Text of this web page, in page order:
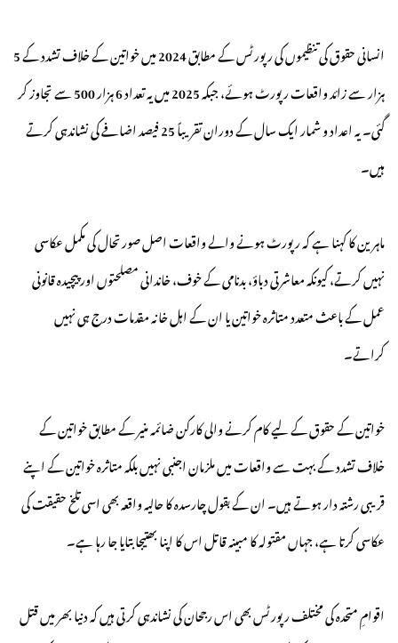
انسانی حقوق کی تنظیموں کی رپورٹس کے مطابق 2024 میں خواتین کے خلاف تشدد کے 5
ہزار سے زائد واقعات رپورٹ ہوئے، جبکہ 2025 میں یہ تعداد 6 ہزار 500 سے تجاوز کر
گئی۔ یہ اعداد و شمار ایک سال کے دوران تقریباً 25 فیصد اضافے کی نشاندہی کرتے
ہیں۔
ماہرین کا کہنا ہے کہ رپورٹ ہونے والے واقعات اصل صورتحال کی مکمل عکاسی
نہیں کرتے، کیونکہ معاشرتی دباؤ، بدنامی کے خوف، خاندانی مصلحتوں اور پیچیدہ قانونی
عمل کے باعث متعدد متاثرہ خواتین یا ان کے اہل خانہ مقدمات درج ہی نہیں
کراتے۔
خواتین کے حقوق کے لیے کام کرنے والی کارکن ضائمہ منیر کے مطابق خواتین کے
خلاف تشدد کے بہت سے واقعات میں ملزمان اجنبی نہیں بلکہ متاثرہ خواتین کے اپنے
قریبی رشتہ دار ہوتے ہیں۔ ان کے بقول چارسدہ کا حالیہ واقعہ بھی اسی تلخ حقیقت کی
عکاسی کرتا ہے، جہاں مقتولہ کا مبینہ قاتل اس کا اپنا بھتیجا بتایا جا رہا ہے۔
اقوامِ متحدہ کی مختلف رپورٹس بھی اس رجحان کی نشاندہی کرتی ہیں کہ دنیا بھر میں قتل